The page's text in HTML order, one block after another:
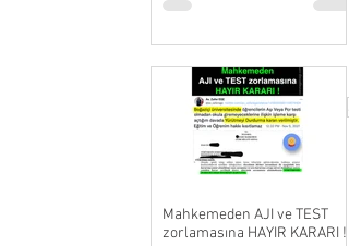
Mahkemeden AJI ve TEST
zorlamasına HAYIR KARARI !